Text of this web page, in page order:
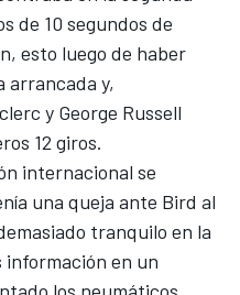
de 10 segundos de
, esto luego de haber
arrancada y,
y George Russell
12 giros.
internacional se
una queja ante Bird al
tranquilo en la
información en un
los neumáticos